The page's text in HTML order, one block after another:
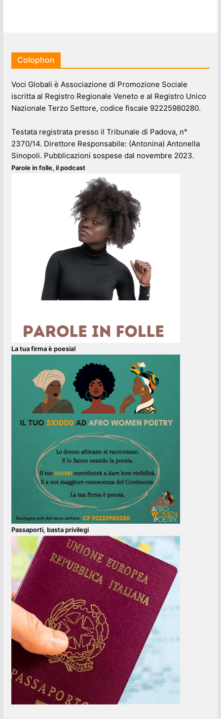
Colophon
Voci Globali è Associazione di Promozione Sociale
iscritta al Registro Regionale Veneto e al Registro Unico
Nazionale Terzo Settore, codice fiscale 92225980280.
Testata registrata presso il Tribunale di Padova, n°
2370/14. Direttore Responsabile: (Antonina) Antonella
Sinopoli. Pubblicazioni sospese dal novembre 2023.
Parole in folle, il podcast
La tua firma è poesia!
Passaporti, basta privilegi